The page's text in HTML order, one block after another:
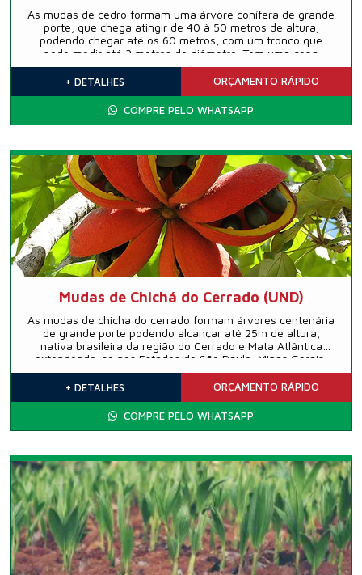
As mudas de cedro formam uma árvore conífera de grande
porte, que chega atingir de 40 à 50 metros de altura,
podendo chegar até os 60 metros, com um tronco que
pode medir até 3 metros de diâmetro. Tem uma copa
cónica, com ramos nivelados e lançamentos pendentes.
+ DETALHES ORÇAMENTO RÁPIDO
COMPRE PELO WHATSAPP
Mudas de Chichá do Cerrado (UND)
As mudas de chicha do cerrado formam árvores centenária
de grande porte podendo alcançar até 25m de altura,
nativa brasileira da região do Cerrado e Mata Atlântica
extendendo-se nos Estados de São Paulo, Minas Gerais,
Espérito Santo, Rio de Janeiro e Goiás. A árvore possui um
tronco ereto com 30 a 60cm de diâmetro, possui casca
+ DETALHES ORÇAMENTO RÁPIDO
COMPRE PELO WHATSAPP